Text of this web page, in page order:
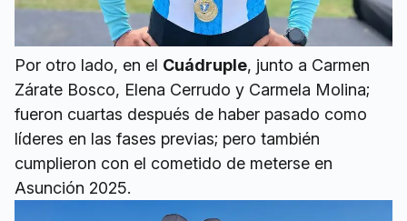
Por otro lado, en el Cuádruple, junto a Carmen
Zárate Bosco, Elena Cerrudo y Carmela Molina;
fueron cuartas después de haber pasado como
líderes en las fases previas; pero también
cumplieron con el cometido de meterse en
Asunción 2025.